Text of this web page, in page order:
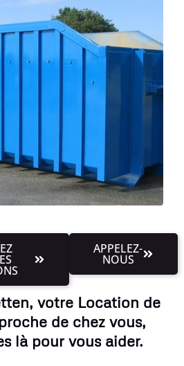
APPELEZ-
NOUS
votre Location de
de chez vous,
là pour vous aider.